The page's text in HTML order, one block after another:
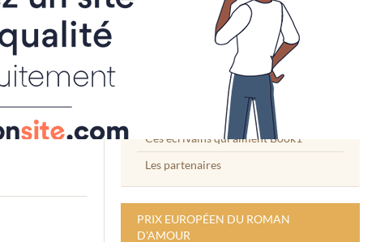
L'équipe Book1
Le mot du Président
Adhésion à l'Association
Ces écrivains qui aiment Book1
Les partenaires
PRIX EUROPÉEN DU ROMAN
D'AMOUR